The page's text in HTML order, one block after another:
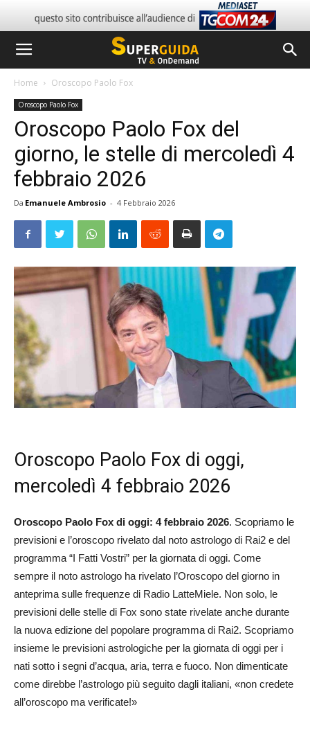
Home Oroscopo Paolo Fox
Oroscopo Paolo Fox
Oroscopo Paolo Fox del
giorno, le stelle di mercoledì 4
febbraio 2026
Da Emanuele Ambrosio - 4 Febbraio 2026
Oroscopo Paolo Fox di oggi,
mercoledì 4 febbraio 2026
Oroscopo Paolo Fox di oggi: 4 febbraio 2026. Scopriamo le
previsioni e l’oroscopo rivelato dal noto astrologo di Rai2 e del
programma “I Fatti Vostri” per la giornata di oggi. Come
sempre il noto astrologo ha rivelato l’Oroscopo del giorno in
anteprima sulle frequenze di Radio LatteMiele. Non solo, le
previsioni delle stelle di Fox sono state rivelate anche durante
la nuova edizione del popolare programma di Rai2. Scopriamo
insieme le previsioni astrologiche per la giornata di oggi per i
nati sotto i segni d’acqua, aria, terra e fuoco. Non dimenticate
come direbbe l’astrologo più seguito dagli italiani, «non credete
all’oroscopo ma verificate!»